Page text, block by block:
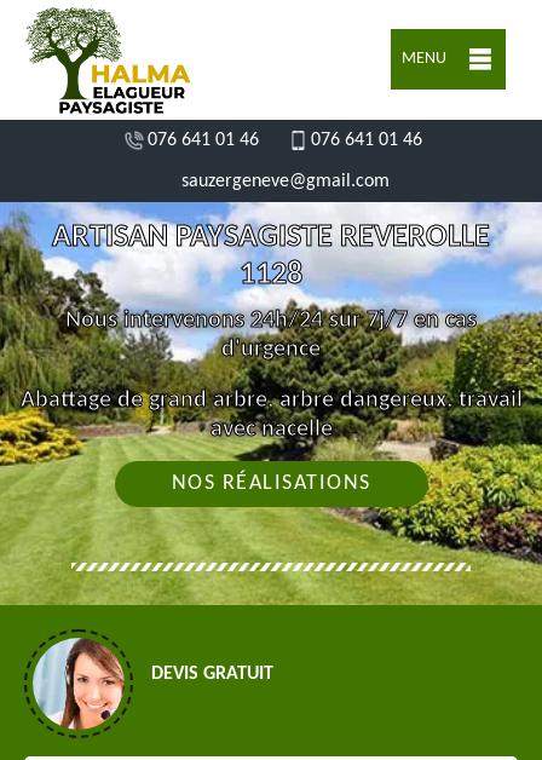
MENU
076 641 01 46 076 641 01 46
sauzergeneve@gmail.com
ARTISAN PAYSAGISTE REVEROLLE
1128
Nous intervenons 24h/24 sur 7j/7 en cas
d'urgence
Abattage de grand arbre, arbre dangereux, travail
avec nacelle
NOS RÉALISATIONS
DEVIS GRATUIT